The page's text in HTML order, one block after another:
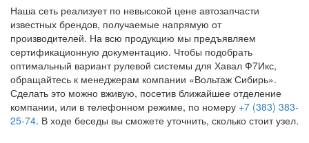
Наша сеть реализует по невысокой цене автозапчасти
известных брендов, получаемые напрямую от
производителей. На всю продукцию мы предъявляем
сертификационную документацию. Чтобы подобрать
оптимальный вариант рулевой системы для Хавал Ф7Икс,
обращайтесь к менеджерам компании «Вольтаж Сибирь».
Сделать это можно вживую, посетив ближайшее отделение
компании, или в телефонном режиме, по номеру +7 (383) 383-
25-74. В ходе беседы вы сможете уточнить, сколько стоит узел.